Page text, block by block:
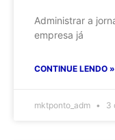
Administrar a
empresa já
CONTINUE LENDO »
mktponto_adm 3